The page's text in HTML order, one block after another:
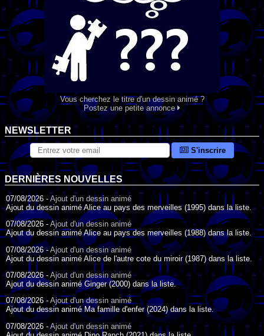
Vous cherchez le titre d'un dessin animé ?
Postez une petite annonce
NEWSLETTER
S'inscrire
DERNIÈRES NOUVELLES
07/08/2026 - Ajout d'un dessin animé
Ajout du dessin animé Alice au pays des merveilles (1995) dans la liste.
07/08/2026 - Ajout d'un dessin animé
Ajout du dessin animé Alice au pays des merveilles (1988) dans la liste.
07/08/2026 -Ajout d'un dessin animé
Ajout du dessin animé Alice de l'autre cote du miroir (1987) dans la liste.
07/08/2026 -Ajout d'un dessin animé
Ajout du dessin animé Ginger (2000) dans la liste.
07/08/2026 - Ajout d'un dessin animé
Ajout du dessin animé Ma famille d'enfer (2024) dans la liste.
07/08/2026 -Ajout d'un dessin animé